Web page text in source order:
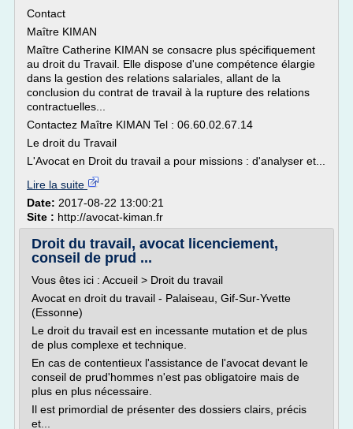
Contact
Maître KIMAN
Maître Catherine KIMAN se consacre plus spécifiquement
au droit du Travail. Elle dispose d'une compétence élargie
dans la gestion des relations salariales, allant de la
conclusion du contrat de travail à la rupture des relations
contractuelles...
Contactez Maître KIMAN Tel : 06.60.02.67.14
Le droit du Travail
L'Avocat en Droit du travail a pour missions : d'analyser et...
Lire la suite
Date: 2017-08-22 13:00:21
Site : http://avocat-kiman.fr
Droit du travail, avocat licenciement,
conseil de prud ...
Vous êtes ici : Accueil > Droit du travail
Avocat en droit du travail - Palaiseau, Gif-Sur-Yvette
(Essonne)
Le droit du travail est en incessante mutation et de plus
de plus complexe et technique.
En cas de contentieux l'assistance de l'avocat devant le
conseil de prud'hommes n'est pas obligatoire mais de
plus en plus nécessaire.
Il est primordial de présenter des dossiers clairs, précis
et...